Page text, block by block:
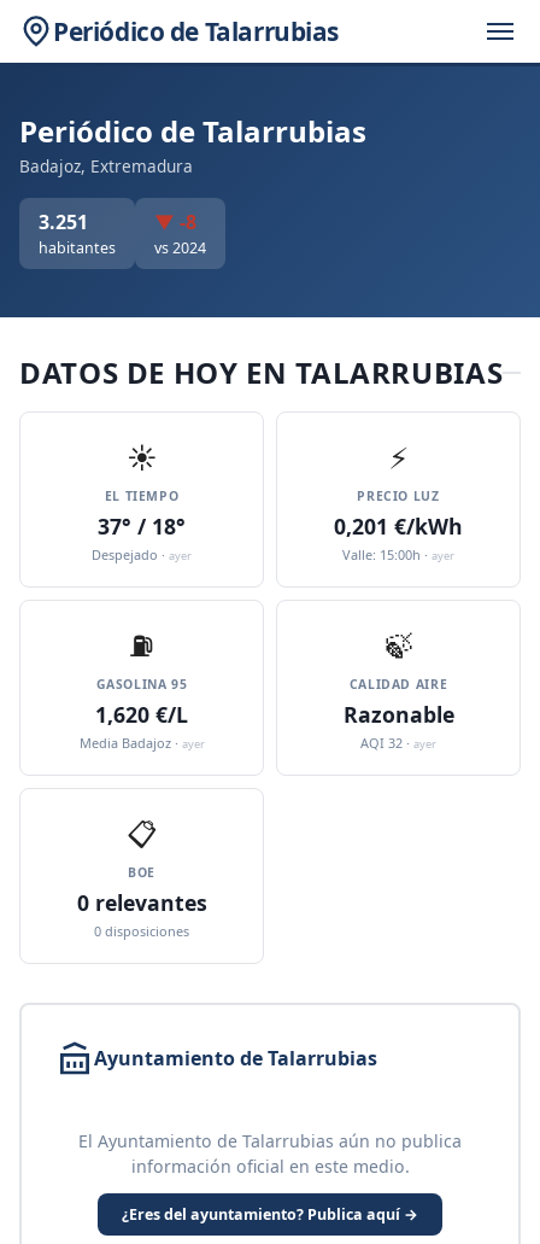
Periódico de Talarrubias
Periódico de Talarrubias
Badajoz, Extremadura
3.251
habitantes
▼ -8
vs 2024
DATOS DE HOY EN TALARRUBIAS
☀️
EL TIEMPO
37° / 18°
Despejado · ayer
⚡
PRECIO LUZ
0,201 €/kWh
Valle: 15:00h · ayer
⛽️
GASOLINA 95
1,620 €/L
Media Badajoz · ayer
🍃
CALIDAD AIRE
Razonable
AQI 32 · ayer
📋
BOE
0 relevantes
0 disposiciones
Ayuntamiento de Talarrubias
El Ayuntamiento de Talarrubias aún no publica
información oficial en este medio.
¿Eres del ayuntamiento? Publica aquí →